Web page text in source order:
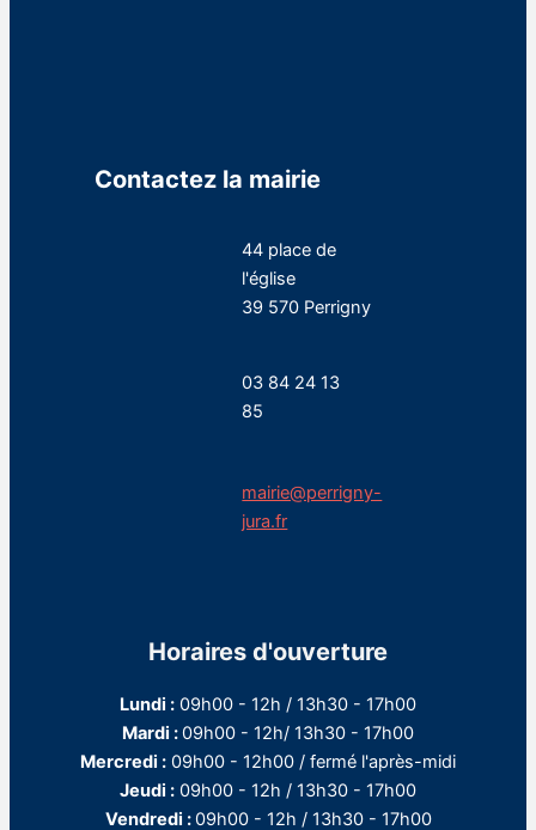
Contactez la mairie
44 place de
l'église
39 570 Perrigny
03 84 24 13
85
mairie@perrigny-
jura.fr
Horaires d'ouverture
Lundi : 09h00 - 12h / 13h30 - 17h00
Mardi :09h00 - 12h/ 13h30 - 17h00
Mercredi : 09h00 - 12h00 / fermé l'après-midi
Jeudi : 09h00 - 12h / 13h30 - 17h00
Vendredi :09h00 - 12h / 13h30 - 17h00